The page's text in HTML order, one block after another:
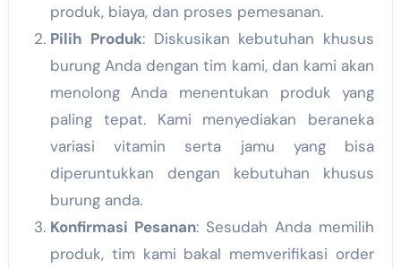
produk, biaya, dan proses pemesanan.
Pilih Produk: Diskusikan kebutuhan khusus
burung Anda dengan tim kami, dan kami akan
menolong Anda menentukan produk yang
paling tepat. Kami menyediakan beraneka
variasi vitamin serta jamu yang bisa
diperuntukkan dengan kebutuhan khusus
burung anda.
Konfirmasi Pesanan: Sesudah Anda memilih
produk, tim kami bakal memverifikasi order